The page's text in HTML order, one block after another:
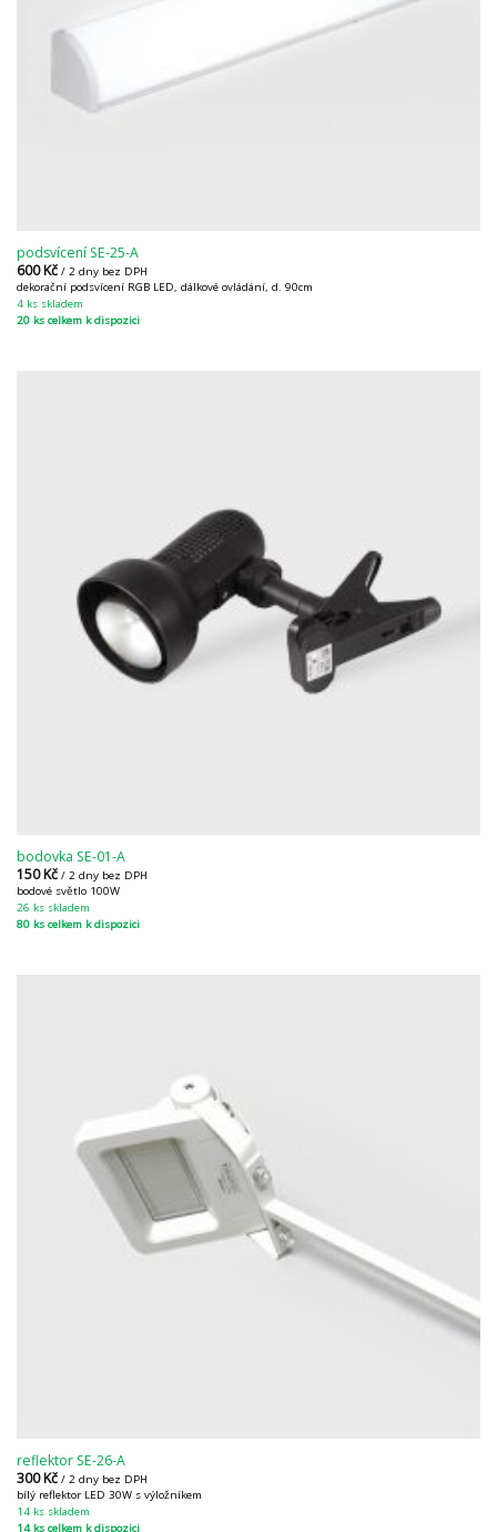
podsvícení SE-25-A
600Kč / 2 dny bez DPH
dekorační podsvícení RGB LED, dálkové ovládání, d. 90cm
4 ks skladem
20 ks celkem k dispozici
bodovka SE-01-A
150Kč / 2 dny bez DPH
bodové světlo 100W
26 ks skladem
80 ks celkem k dispozici
reflektor SE-26-A
300Kč / 2 dny bez DPH
bílý reflektor LED 30W s výložníkem
14 ks skladem
14 ks celkem k dispozici